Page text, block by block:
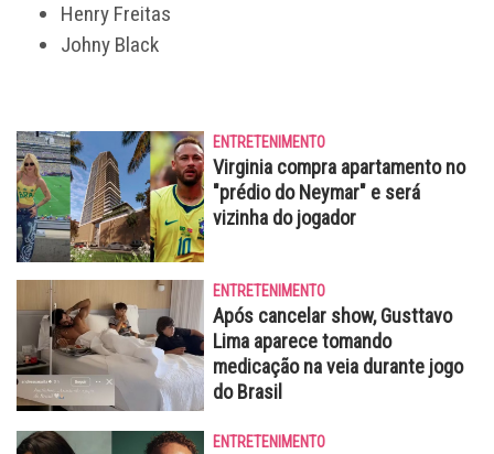
Henry Freitas
Johny Black
ENTRETENIMENTO
Virginia compra apartamento no
"prédio do Neymar" e será
vizinha do jogador
ENTRETENIMENTO
Após cancelar show, Gusttavo
Lima aparece tomando
medicação na veia durante jogo
do Brasil
ENTRETENIMENTO